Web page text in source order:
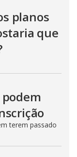
planos
que
terem passado